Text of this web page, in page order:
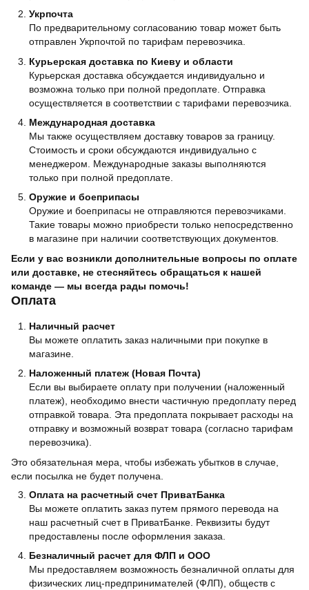
Укрпочта
По предварительному согласованию товар может быть
отправлен Укрпочтой по тарифам перевозчика.
Курьерская доставка по Киеву и области
Курьерская доставка обсуждается индивидуально и
возможна только при полной предоплате. Отправка
осуществляется в соответствии с тарифами перевозчика.
Международная доставка
Мы также осуществляем доставку товаров за границу.
Стоимость и сроки обсуждаются индивидуально с
менеджером. Международные заказы выполняются
только при полной предоплате.
Оружие и боеприпасы
Оружие и боеприпасы не отправляются перевозчиками.
Такие товары можно приобрести только непосредственно
в магазине при наличии соответствующих документов.
Если у вас возникли дополнительные вопросы по оплате
или доставке, не стесняйтесь обращаться к нашей
команде — мы всегда рады помочь!
Оплата
Наличный расчет
Вы можете оплатить заказ наличными при покупке в
магазине.
Наложенный платеж (Новая Почта)
Если вы выбираете оплату при получении (наложенный
платеж), необходимо внести частичную предоплату перед
отправкой товара. Эта предоплата покрывает расходы на
отправку и возможный возврат товара (согласно тарифам
перевозчика).
Это обязательная мера, чтобы избежать убытков в случае,
если посылка не будет получена.
Оплата на расчетный счет ПриватБанка
Вы можете оплатить заказ путем прямого перевода на
наш расчетный счет в ПриватБанке. Реквизиты будут
предоставлены после оформления заказа.
Безналичный расчет для ФЛП и ООО
Мы предоставляем возможность безналичной оплаты для
физических лиц-предпринимателей (ФЛП), обществ с